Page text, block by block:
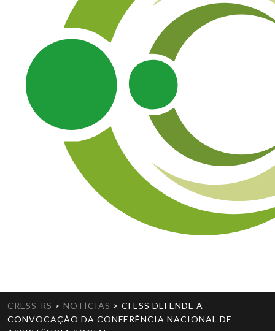
CRESS-RS > NOTÍCIAS > CFESS DEFENDE A
CONVOCAÇÃO DA CONFERÊNCIA NACIONAL DE